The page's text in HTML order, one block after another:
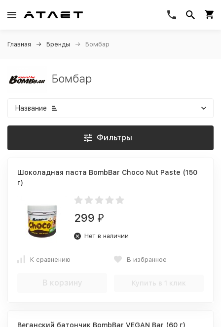
Главная Бренды Бомбар
Бомбар
Название
Фильтры
Шоколадная паста BombBar Choco Nut Paste (150
г)
299 ₽
Нет в наличии
К сравнению В избранное
В корзину Купить в 1 клик
Веганский батончик BombBar VEGAN Bar (60 г)